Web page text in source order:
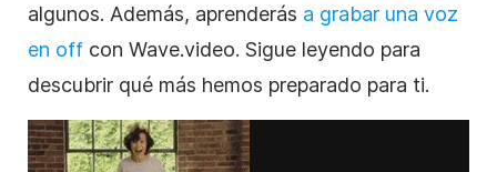
algunos. Además, aprenderás a grabar una voz
en off con Wave.video. Sigue leyendo para
descubrir qué más hemos preparado para ti.